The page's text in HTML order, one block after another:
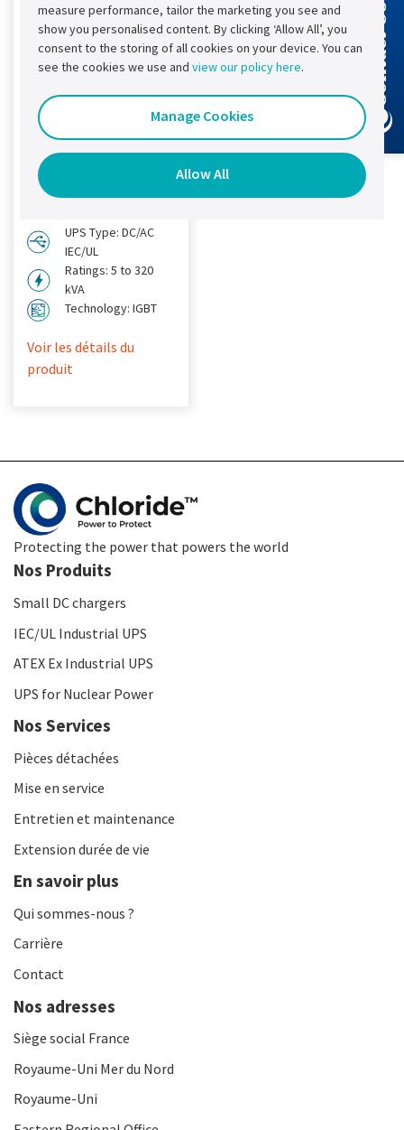
Chloride®
CP70i Onduleur
CP comme produit
personnalisé. Le
produit le plus avancé
en termes de
possibilités.
UPS Type: DC/AC
IEC/UL
Ratings: 5 to 320
kVA
Technology: IGBT
Voir les détails du
produit
Protecting the power that powers the world
Nos Produits
Small DC chargers
IEC/UL Industrial UPS
ATEX Ex Industrial UPS
UPS for Nuclear Power
Nos Services
Pièces détachées
Mise en service
Entretien et maintenance
Extension durée de vie
En savoir plus
Qui sommes-nous ?
Carrière
Contact
Nos adresses
Siège social France
Royaume-Uni Mer du Nord
Royaume-Uni
Contact Us
measure performance, tailor the marketing you see and
show you personalised content. By clicking ‘Allow All’, you
consent to the storing of all cookies on your device. You can
see the cookies we use and view our policy here.
Manage Cookies
Allow All